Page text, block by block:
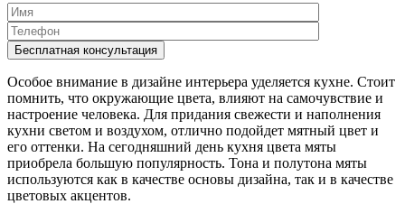
Особое внимание в дизайне интерьера уделяется кухне. Стоит
помнить, что окружающие цвета, влияют на самочувствие и
настроение человека. Для придания свежести и наполнения
кухни светом и воздухом, отлично подойдет мятный цвет и
его оттенки. На сегодняшний день кухня цвета мяты
приобрела большую популярность. Тона и полутона мяты
используются как в качестве основы дизайна, так и в качестве
цветовых акцентов.